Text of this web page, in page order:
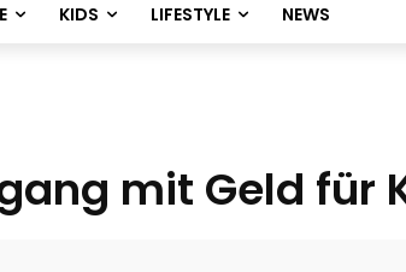
KIDS LIFESTYLE NEWS
mit Geld für